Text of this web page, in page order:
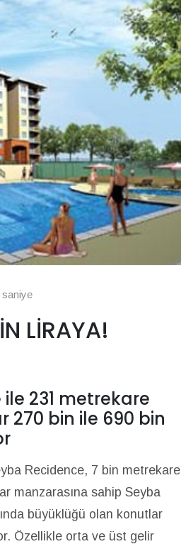
LİRAYA!
ile 231 metrekare
bin ile 690 bin
Recidence, 7 bin metrekare
manzarasına sahip Seyba
büyüklüğü olan konutlar
Özellikle orta ve üst gelir